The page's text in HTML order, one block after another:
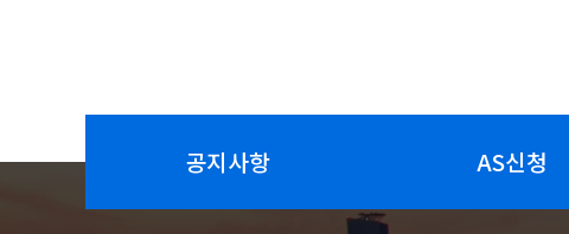
공지사항 AS신청